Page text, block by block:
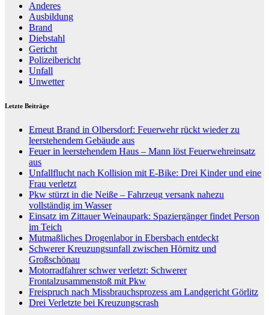
Anderes
Ausbildung
Brand
Diebstahl
Gericht
Polizeibericht
Unfall
Unwetter
Letzte Beiträge
Erneut Brand in Olbersdorf: Feuerwehr rückt wieder zu
leerstehendem Gebäude aus
Feuer in leerstehendem Haus – Mann löst Feuerwehreinsatz
aus
Unfallflucht nach Kollision mit E-Bike: Drei Kinder und eine
Frau verletzt
Pkw stürzt in die Neiße – Fahrzeug versank nahezu
vollständig im Wasser
Einsatz im Zittauer Weinaupark: Spaziergänger findet Person
im Teich
Mutmaßliches Drogenlabor in Ebersbach entdeckt
Schwerer Kreuzungsunfall zwischen Hörnitz und
Großschönau
Motorradfahrer schwer verletzt: Schwerer
Frontalzusammenstoß mit Pkw
Freispruch nach Missbrauchsprozess am Landgericht Görlitz
Drei Verletzte bei Kreuzungscrash